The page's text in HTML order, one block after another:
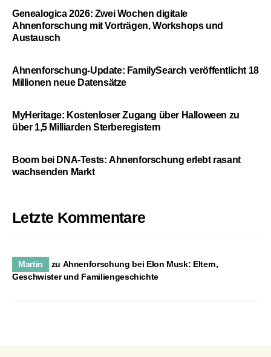
Genealogica 2026: Zwei Wochen digitale
Ahnenforschung mit Vorträgen, Workshops und
Austausch
Ahnenforschung-Update: FamilySearch veröffentlicht 18
Millionen neue Datensätze
MyHeritage: Kostenloser Zugang über Halloween zu
über 1,5 Milliarden Sterberegistern
Boom bei DNA-Tests: Ahnenforschung erlebt rasant
wachsenden Markt
Letzte Kommentare
Martin zu Ahnenforschung bei Elon Musk: Eltern,
Geschwister und Familiengeschichte